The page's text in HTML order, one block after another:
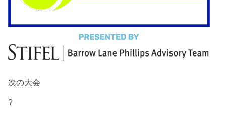
次の大会
?